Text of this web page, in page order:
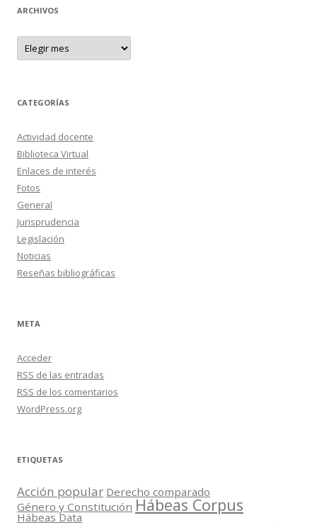
ARCHIVOS
A
c
o
CATEGORÍAS
Actividad docente
Biblioteca Virtual
Enlaces de interés
Fotos
General
Jurisprudencia
Legislación
Noticias
Reseñas bibliográficas
META
Acceder
RSS de las entradas
RSS de los comentarios
WordPress.org
ETIQUETAS
Acción popular Derecho comparado
Género y Constitución Hábeas Corpus
Hábeas Data